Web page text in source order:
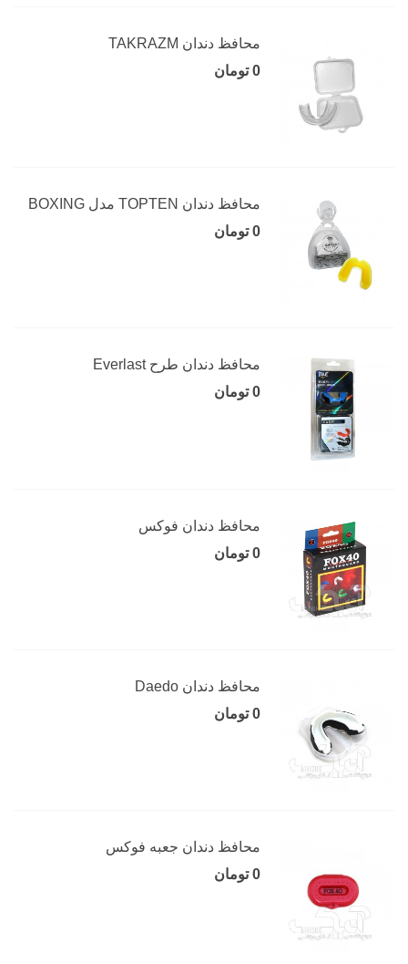
محافظ دندان TAKRAZM
0 تومان
محافظ دندان TOPTEN مدل BOXING
0 تومان
محافظ دندان طرح Everlast
0 تومان
محافظ دندان فوکس
0 تومان
محافظ دندان Daedo
0 تومان
محافظ دندان جعبه فوکس
0 تومان